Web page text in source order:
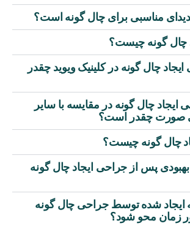
ایجاد چال گونه در کلینیک ویوید چقدر
ایجاد چال گونه در مقایسه با سایر
صورت چقدر است؟
بهبودی پس از جراحی ایجاد چال گونه
ایجاد شده توسط جراحی چال گونه
زمان محو شود؟